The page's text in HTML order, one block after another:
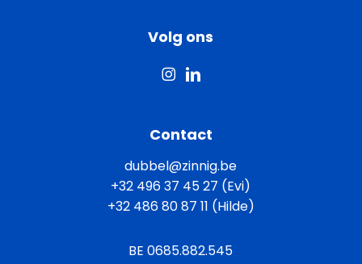
Volg ons
Contact
dubbel@zinnig.be
+32 496 37 45 27 (Evi)
+32 486 80 87 11 (Hilde)
BE 0685.882.545